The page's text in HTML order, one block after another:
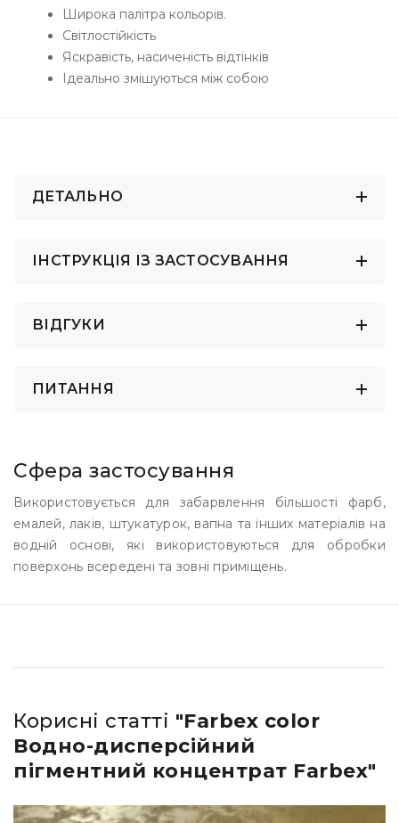
Широка палітра кольорів.
Світлостійкість
Яскравість, насиченість відтінків
Ідеально змішуються між собою
ДЕТАЛЬНО
ІНСТРУКЦІЯ ІЗ ЗАСТОСУВАННЯ
ВІДГУКИ
ПИТАННЯ
Сфера застосування
Використовується для забарвлення більшості фарб,
емалей, лаків, штукатурок, вапна та інших матеріалів на
водній основі, які використовуються для обробки
поверхонь всередені та зовні приміщень.
Корисні статті "Farbex color
Водно-дисперсійний
пігментний концентрат Farbex"